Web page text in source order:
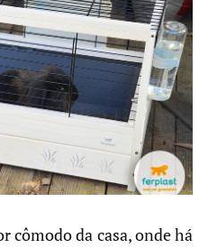
cômodo da casa, onde há